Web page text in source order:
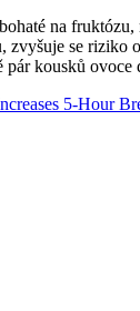
na
se
kousků ovoce
5-Hour